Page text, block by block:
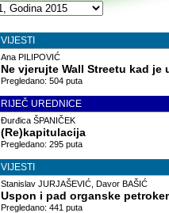
VIJESTI
Ana PILIPOVIĆ
Ne vjerujte Wall Streetu kad
Pregledano: 504 puta
RIJEČ UREDNICE
Đurđica ŠPANIČEK
(Re)kapitulacija
Pregledano: 295 puta
VIJESTI
Stanislav JURJAŠEVIĆ, Davor BAŠIĆ
Uspon i pad organske
Pregledano: 441 puta